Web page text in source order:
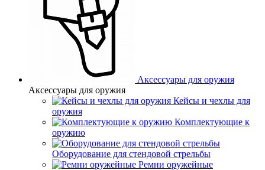
Аксессуары для оружия
Аксессуары для оружия
Кейсы и чехлы для
оружия
Комплектующие к
оружию
Оборудование для стендовой стрельбы
Ремни оружейные